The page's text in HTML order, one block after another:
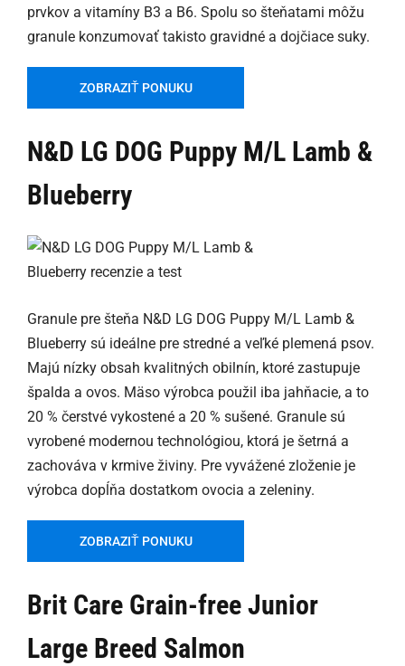
prvkov a vitamíny B3 a B6. Spolu so šteňatami môžu
granule konzumovať takisto gravidné a dojčiace suky.
ZOBRAZIŤ PONUKU
N&D LG DOG Puppy M/L Lamb &
Blueberry
Granule pre šteňa N&D LG DOG Puppy M/L Lamb &
Blueberry sú ideálne pre stredné a veľké plemená psov.
Majú nízky obsah kvalitných obilnín, ktoré zastupuje
špalda a ovos. Mäso výrobca použil iba jahňacie, a to
20 % čerstvé vykostené a 20 % sušené. Granule sú
vyrobené modernou technológiou, ktorá je šetrná a
zachováva v krmive živiny. Pre vyvážené zloženie je
výrobca dopĺňa dostatkom ovocia a zeleniny.
ZOBRAZIŤ PONUKU
Brit Care Grain-free Junior
Large Breed Salmon